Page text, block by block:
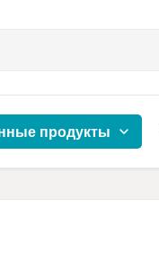
продукты